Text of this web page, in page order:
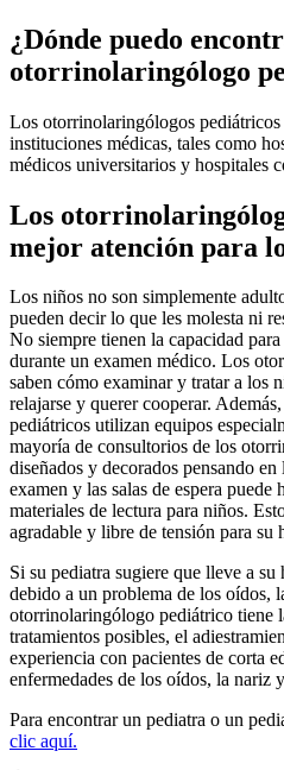
¿Dónde puedo
otorrinolaringólogo
Los otorrinolaringólogos pediátricos
instituciones médicas, tales como
médicos universitarios y hospitales
Los
mejor atención para
Los niños no son simplemente
pueden decir lo que les molesta ni
No siempre tienen la capacidad
durante un examen médico. Los
saben cómo examinar y tratar a los
relajarse y querer cooperar.
pediátricos utilizan equipos
mayoría de consultorios de los
diseñados y decorados pensando
examen y las salas de espera puede
materiales de lectura para niños.
agradable y libre de tensión para su
Si su pediatra sugiere que lleve a
debido a un problema de los oídos,
otorrinolaringólogo pediátrico tiene
tratamientos posibles, el
experiencia con pacientes de corta
enfermedades de los oídos, la nariz
Para encontrar un pediatra o un
clic aquí.